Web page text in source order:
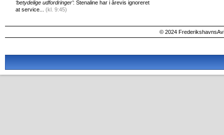
‘betydelige udfordringer’: Stenaline har i årevis ignoreret
at service... (kl. 9:45)
© 2024